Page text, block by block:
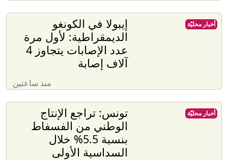
إيبولا في الكونغو
الديمقراطية: لأول مرة
عدد الإصابات يتجاوز 4
آلاف إصابة
منذ ساعتين
أخبار محليّة
تونس: تراجع الإنتاج
الوطني من الفسفاط
بنسبة 5.5% خلال
السداسية الأولى
أخبار محليّة